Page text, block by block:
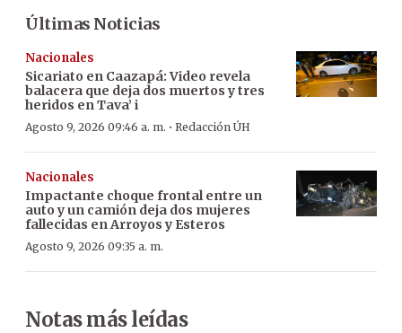
Últimas Noticias
Nacionales
Sicariato en Caazapá: Video revela
balacera que deja dos muertos y tres
heridos en Tava’ i
Agosto 9, 2026 09:46 a. m. · Redacción ÚH
Nacionales
Impactante choque frontal entre un
auto y un camión deja dos mujeres
fallecidas en Arroyos y Esteros
Agosto 9, 2026 09:35 a. m.
Notas más leídas